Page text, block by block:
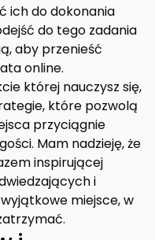
ich do dokonania
do tego zadania
aby przenieść
online.
której nauczysz się,
które pozwolą
przyciągnie
Mam nadzieję, że
inspirującej
i
miejsce, w